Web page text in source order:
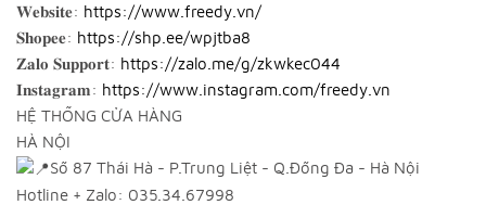
𝐖𝐞𝐛𝐬𝐢𝐭𝐞: https://www.freedy.vn/
𝐒𝐡𝐨𝐩𝐞𝐞: https://shp.ee/wpjtba8
𝐙𝐚𝐥𝐨 𝐒𝐮𝐩𝐩𝐨𝐫𝐭: https://zalo.me/g/zkwkec044
𝐈𝐧𝐬𝐭𝐚𝐠𝐫𝐚𝐦: https://www.instagram.com/freedy.vn
HỆ THỐNG CỬA HÀNG
HÀ NỘI
Số 87 Thái Hà - P.Trung Liệt - Q.Đống Đa - Hà Nội
Hotline + Zalo: 035.34.67998